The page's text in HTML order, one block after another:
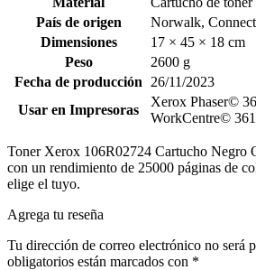
País de origen
Norwalk,
Dimensiones
17 × 45 × 18 cm
Peso
2600 g
Fecha de producción
26/11/2023
Usar en Impresoras
Xerox Phaser©
WorkCentre©
Toner Xerox 106R02724 Cartucho Negro
con un rendimiento de 25000 páginas de
elige el tuyo.
Agrega tu reseña
Tu dirección de correo electrónico no será
obligatorios están marcados con *